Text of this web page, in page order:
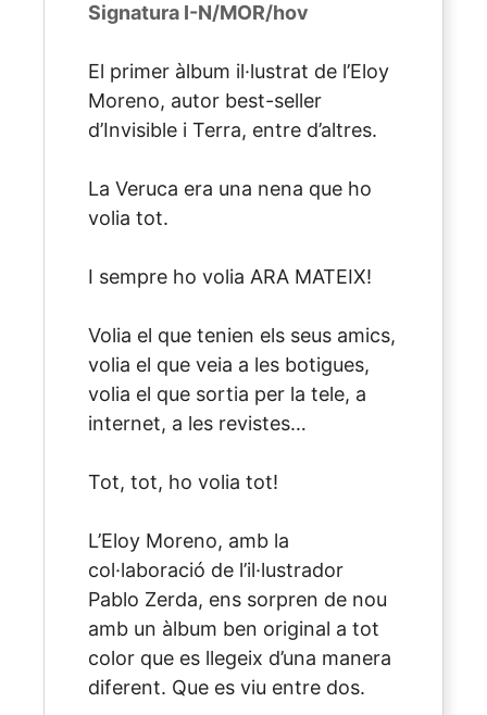
Signatura I-N/MOR/hov
El primer àlbum il·lustrat de l’Eloy
Moreno, autor best-seller
d’Invisible i Terra, entre d’altres.
La Veruca era una nena que ho
volia tot.
I sempre ho volia ARA MATEIX!
Volia el que tenien els seus amics,
volia el que veia a les botigues,
volia el que sortia per la tele, a
internet, a les revistes…
Tot, tot, ho volia tot!
L’Eloy Moreno, amb la
col·laboració de l’il·lustrador
Pablo Zerda, ens sorpren de nou
amb un àlbum ben original a tot
color que es llegeix d’una manera
diferent. Que es viu entre dos.